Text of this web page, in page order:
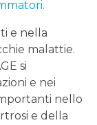
e nella
malattie.
si
e nei
nello
e della